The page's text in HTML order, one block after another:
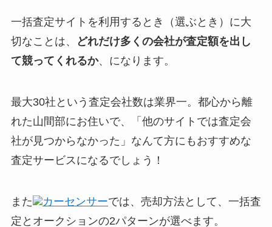
一括査定サイトを利用するとき（選ぶとき）に大
切なことは、
どれだけ多くの会社が査定額を出し
て競ってくれるか、になります。
最大30社という査定会社数は業界一。都心から離
れた山間部にお住いで、「他のサイトでは査定会
社が見つからなかった」なんて方にもおすすめな
査定サービスになるでしょう！
また カーセンサーでは、売却方法として、一括査
定とオークションの2パターンが選べます。